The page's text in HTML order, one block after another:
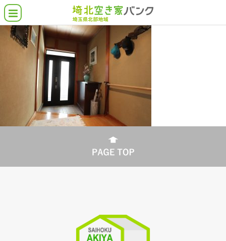
空き家バンクとは
埼北の空き家物件
借りたい・買いたい
貸したい・売りたい
こんな物件さがしてます
各市町の支援施策